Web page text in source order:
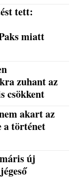
tett:
miatt
zuhant az
csökkent
akart az
a történet
új